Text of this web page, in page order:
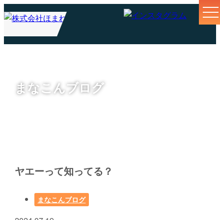
まなこんブログ
ヤエーって知ってる？
まなこんブログ